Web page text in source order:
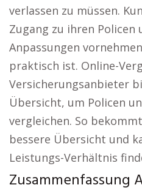
verlassen zu müssen.
Zugang zu ihren Policen
Anpassungen
praktisch ist. Online-
Versicherungsanbieter
Übersicht, um Policen
vergleichen. So
bessere Übersicht und
Leistungs-Verhältnis
Zusammenfassung